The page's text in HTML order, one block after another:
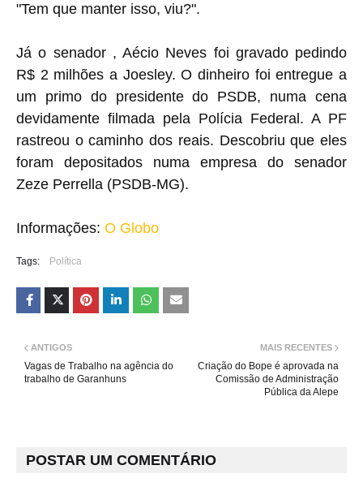
"Tem que manter isso, viu?".
Já o senador , Aécio Neves foi gravado pedindo
R$ 2 milhões a Joesley. O dinheiro foi entregue a
um primo do presidente do PSDB, numa cena
devidamente filmada pela Polícia Federal. A PF
rastreou o caminho dos reais. Descobriu que eles
foram depositados numa empresa do senador
Zeze Perrella (PSDB-MG).
Informações: O Globo
Tags: Política
MAIS RECENTES
Criação do Bope é aprovada na
Comissão de Administração
Pública da Alepe
ANTIGOS
Vagas de Trabalho na agência do
trabalho de Garanhuns
POSTAR UM COMENTÁRIO